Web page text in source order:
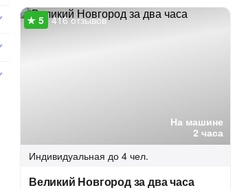
На машине
2 часа
416 отзывов
Индивидуальная до 4 чел.
Великий Новгород за два часа